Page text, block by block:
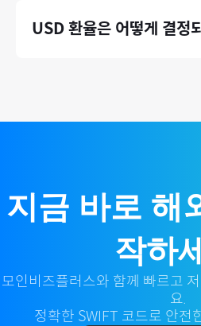
있습니다.
액 없이 무제한으로 송금할 수 있습
USD 환율은 어떻게 결정
지금 바로 해
작하
모인비즈플러스와 함께 빠르고
요.
정확한 SWIFT 코드로 안전